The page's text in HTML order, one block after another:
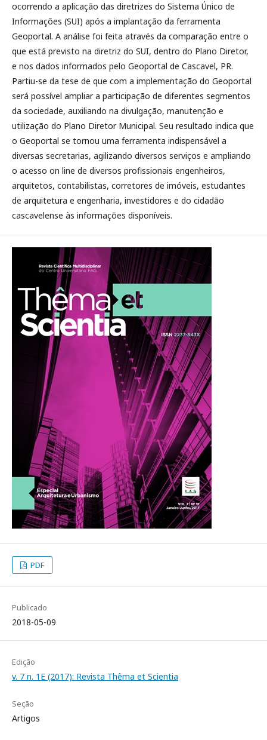
ocorrendo a aplicação das diretrizes do Sistema Único de
Informações (SUI) após a implantação da ferramenta
Geoportal. A análise foi feita através da comparação entre o
que está previsto na diretriz do SUI, dentro do Plano Diretor,
e nos dados informados pelo Geoportal de Cascavel, PR.
Partiu-se da tese de que com a implementação do Geoportal
será possível ampliar a participação de diferentes segmentos
da sociedade, auxiliando na divulgação, manutenção e
utilização do Plano Diretor Municipal. Seu resultado indica que
o Geoportal se tornou uma ferramenta indispensável a
diversas secretarias, agilizando diversos serviços e ampliando
o acesso on line de diversos profissionais engenheiros,
arquitetos, contabilistas, corretores de imóveis, estudantes
de arquitetura e engenharia, investidores e do cidadão
cascavelense às informações disponíveis.
PDF
Publicado
2018-05-09
Edição
v. 7 n. 1E (2017): Revista Thêma et Scientia
Seção
Artigos